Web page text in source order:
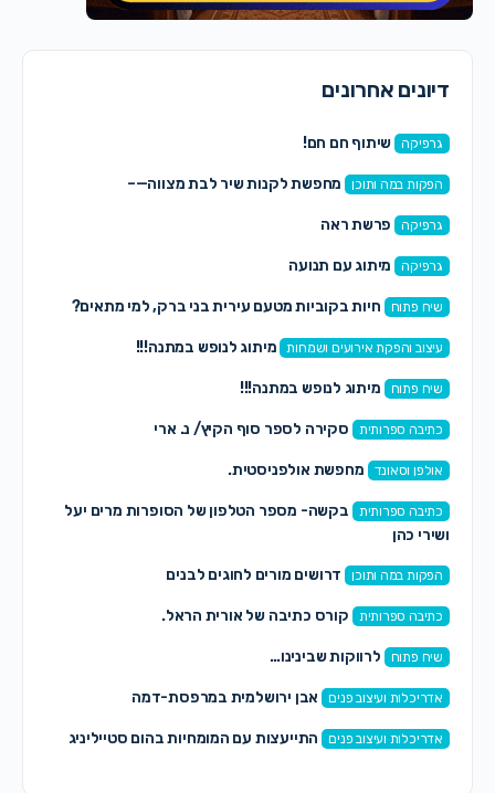
דיונים אחרונים
גרפיקה שיתוף חם חם!
הפקות במה ותוכן מחפשת לקנות שיר לבת מצווה—–
גרפיקה פרשת ראה
גרפיקה מיתוג עם תנועה
שיח פתוח חיות בקוביות מטעם עירית בני ברק, למי מתאים?
עיצוב והפקת אירועים ושמחות מיתוג לנופש במתנה!!!
שיח פתוח מיתוג לנופש במתנה!!!
כתיבה ספרותית סקירה לספר סוף הקיץ/ נ. ארי
אולפן וסאונד מחפשת אולפניסטית.
כתיבה ספרותית
בקשה- מספר הטלפון של הסופרות מרים יעל
ושירי כהן
הפקות במה ותוכן דרושים מורים לחוגים לבנים
כתיבה ספרותית קורס כתיבה של אורית הראל.
שיח פתוח לרווקות שבינינו…
אדריכלות ועיצוב פנים אבן ירושלמית במרפסת-דמה
אדריכלות ועיצוב פנים התייעצות עם המומחיות בהום סטייליניג